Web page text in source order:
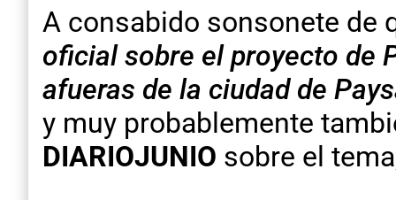
A consabido sonsonete de
oficial sobre el proyecto de
afueras de la ciudad de
y muy probablemente
DIARIOJUNIO sobre el